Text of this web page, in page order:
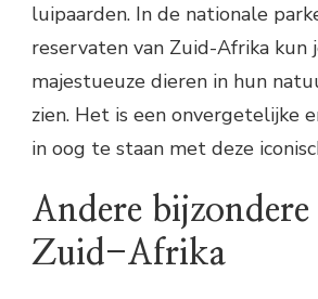
luipaarden. In de nationale
reservaten van Zuid-Afrika kun
majestueuze dieren in hun
zien. Het is een onvergetelijke
in oog te staan met deze
Andere
Zuid-Afrika